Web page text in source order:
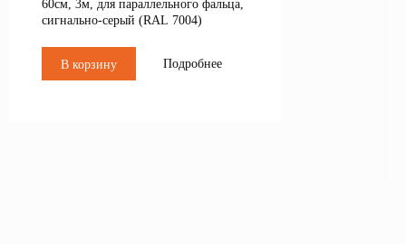
60см, 3м, для параллельного фальца,
сигнально-серый (RAL 7004)
В корзину Подробнее